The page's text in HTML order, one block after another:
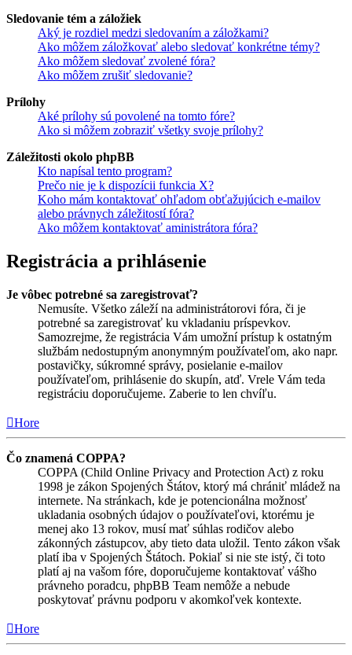
Sledovanie tém a záložiek
Aký je rozdiel medzi sledovaním a záložkami?
Ako môžem záložkovať alebo sledovať konkrétne témy?
Ako môžem sledovať zvolené fóra?
Ako môžem zrušiť sledovanie?
Prílohy
Aké prílohy sú povolené na tomto fóre?
Ako si môžem zobraziť všetky svoje prílohy?
Záležitosti okolo phpBB
Kto napísal tento program?
Prečo nie je k dispozícii funkcia X?
Koho mám kontaktovať ohľadom obťažujúcich e-mailov
alebo právnych záležitostí fóra?
Ako môžem kontaktovať aministrátora fóra?
Registrácia a prihlásenie
Je vôbec potrebné sa zaregistrovať?
Nemusíte. Všetko záleží na administrátorovi fóra, či je
potrebné sa zaregistrovať ku vkladaniu príspevkov.
Samozrejme, že registrácia Vám umožní prístup k ostatným
službám nedostupným anonymným používateľom, ako napr.
postavičky, súkromné správy, posielanie e-mailov
používateľom, prihlásenie do skupín, atď. Vrele Vám teda
registráciu doporučujeme. Zaberie to len chvíľu.
Hore
Čo znamená COPPA?
COPPA (Child Online Privacy and Protection Act) z roku
1998 je zákon Spojených Štátov, ktorý má chrániť mládež na
internete. Na stránkach, kde je potencionálna možnosť
ukladania osobných údajov o používateľovi, ktorému je
menej ako 13 rokov, musí mať súhlas rodičov alebo
zákonných zástupcov, aby tieto data uložil. Tento zákon však
platí iba v Spojených Štátoch. Pokiaľ si nie ste istý, či toto
platí aj na vašom fóre, doporučujeme kontaktovať vášho
právneho poradcu, phpBB Team nemôže a nebude
poskytovať právnu podporu v akomkoľvek kontexte.
Hore